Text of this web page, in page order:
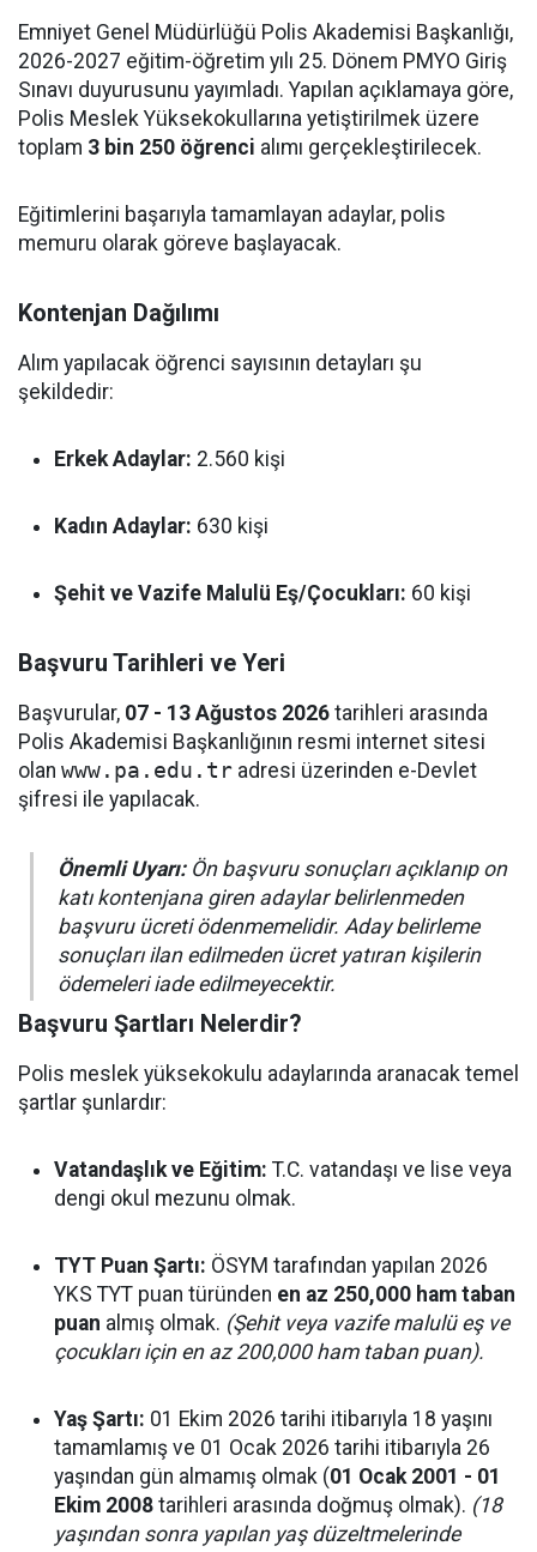
Emniyet Genel Müdürlüğü Polis Akademisi Başkanlığı,
2026-2027 eğitim-öğretim yılı 25. Dönem PMYO Giriş
Sınavı duyurusunu yayımladı. Yapılan açıklamaya göre,
Polis Meslek Yüksekokullarına yetiştirilmek üzere
toplam 3 bin 250 öğrenci alımı gerçekleştirilecek.
Eğitimlerini başarıyla tamamlayan adaylar, polis
memuru olarak göreve başlayacak.
Kontenjan Dağılımı
Alım yapılacak öğrenci sayısının detayları şu
şekildedir:
Erkek Adaylar: 2.560 kişi
Kadın Adaylar: 630 kişi
Şehit ve Vazife Malulü Eş/Çocukları: 60 kişi
Başvuru Tarihleri ve Yeri
Başvurular, 07 - 13 Ağustos 2026 tarihleri arasında
Polis Akademisi Başkanlığının resmi internet sitesi
olan www.pa.edu.tr adresi üzerinden e-Devlet
şifresi ile yapılacak.
Önemli Uyarı:Ön başvuru sonuçları açıklanıp on
katı kontenjana giren adaylar belirlenmeden
başvuru ücreti ödenmemelidir. Aday belirleme
sonuçları ilan edilmeden ücret yatıran kişilerin
ödemeleri iade edilmeyecektir.
Başvuru Şartları Nelerdir?
Polis meslek yüksekokulu adaylarında aranacak temel
şartlar şunlardır:
Vatandaşlık ve Eğitim: T.C. vatandaşı ve lise veya
dengi okul mezunu olmak.
TYT Puan Şartı: ÖSYM tarafından yapılan 2026
YKS TYT puan türünden en az 250,000 ham taban
puan almış olmak. (Şehit veya vazife malulü eş ve
çocukları için en az 200,000 ham taban puan).
Yaş Şartı: 01 Ekim 2026 tarihi itibarıyla 18 yaşını
tamamlamış ve 01 Ocak 2026 tarihi itibarıyla 26
yaşından gün almamış olmak (01 Ocak 2001 - 01
Ekim 2008 tarihleri arasında doğmuş olmak). (18
yaşından sonra yapılan yaş düzeltmelerinde